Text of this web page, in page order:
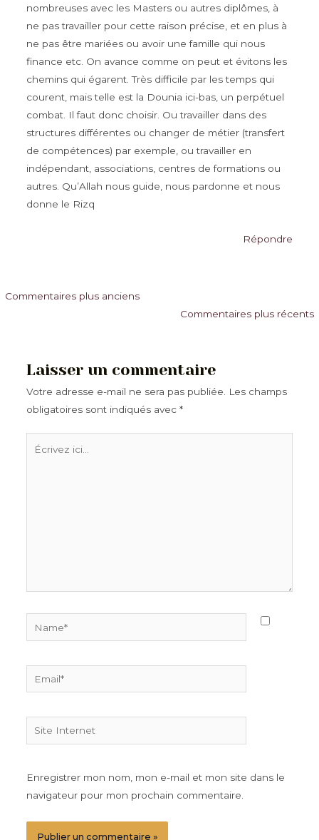
nombreuses avec les Masters ou autres diplômes, à
ne pas travailler pour cette raison précise, et en plus à
ne pas être mariées ou avoir une famille qui nous
finance etc. On avance comme on peut et évitons les
chemins qui égarent. Très difficile par les temps qui
courent, mais telle est la Dounia ici-bas, un perpétuel
combat. Il faut donc choisir. Ou travailler dans des
structures différentes ou changer de métier (transfert
de compétences) par exemple, ou travailler en
indépendant, associations, centres de formations ou
autres. Qu’Allah nous guide, nous pardonne et nous
donne le Rizq
Répondre
Commentaires
Commentaires plus anciens
Commentaires plus récents
Laisser un commentaire
Votre adresse e-mail ne sera pas publiée.
Les champs
obligatoires sont indiqués avec *
Site
Internet
Enregistrer mon nom, mon e-mail et mon site dans le
navigateur pour mon prochain commentaire.